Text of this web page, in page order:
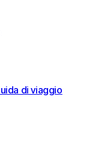
di viaggio